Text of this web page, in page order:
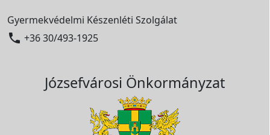
Gyermekvédelmi Készenléti Szolgálat
 +36 30/493-1925
Józsefvárosi Önkormányzat